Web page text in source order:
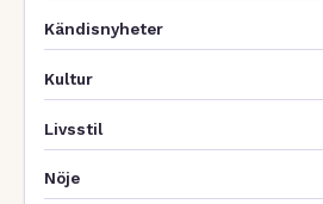
Kändisnyheter
Kultur
Livsstil
Nöje